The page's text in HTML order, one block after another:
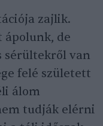
zajlik.
ápolunk, de
sérültekről van
felé született
álom
tudják elérni